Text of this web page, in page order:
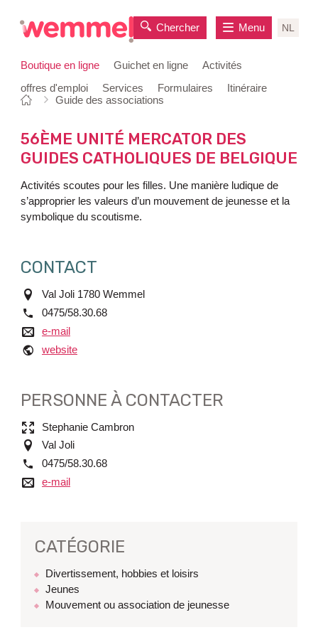
contenu
Boutique en ligne Guichet en ligne
Activités
offres d'emploi
Services Formulaires Itinéraire
Chercher NL
Menu
Vous
ici:
Page
départ
Guide des associations
56ÈME UNITÉ MERCATOR DES
GUIDES CATHOLIQUES DE BELGIQUE
Activités scoutes pour les filles. Une manière ludique de
s’approprier les valeurs d’un mouvement de jeunesse et la
symbolique du scoutisme.
CONTACT
adresseVal Joli 1780 Wemmel
tél.
0475/58.30.68
e-maile-mail
websitewebsite
PERSONNE À CONTACTER
NomStephanie Cambron
adresseVal Joli
tél.
0475/58.30.68
e-maile-mail
CATÉGORIE
Divertissement, hobbies et loisirs
Jeunes
Mouvement ou association de jeunesse